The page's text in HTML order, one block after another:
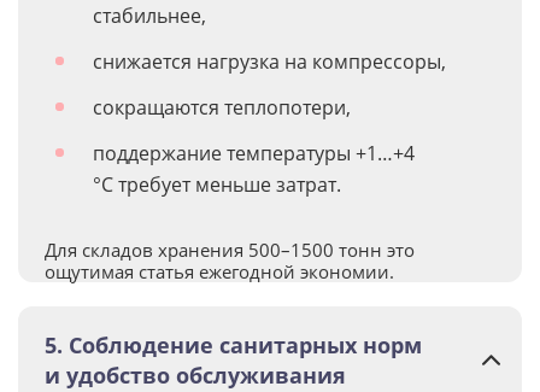
стабильнее,
снижается нагрузка на компрессоры,
сокращаются теплопотери,
поддержание температуры +1…+4
°C требует меньше затрат.
Для складов хранения 500–1500 тонн это
ощутимая статья ежегодной экономии.
5. Соблюдение санитарных норм
и удобство обслуживания